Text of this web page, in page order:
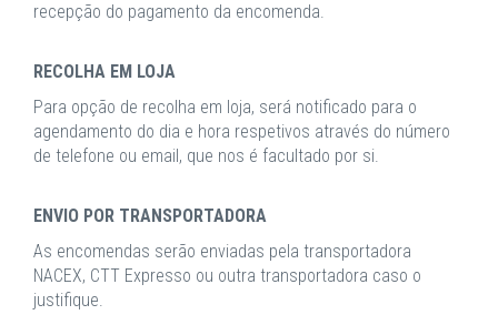
recepção do pagamento da encomenda.
RECOLHA EM LOJA
Para opção de recolha em loja, será notificado para o
agendamento do dia e hora respetivos através do número
de telefone ou email, que nos é facultado por si.
ENVIO POR TRANSPORTADORA
As encomendas serão enviadas pela transportadora
NACEX, CTT Expresso ou outra transportadora caso o
justifique.